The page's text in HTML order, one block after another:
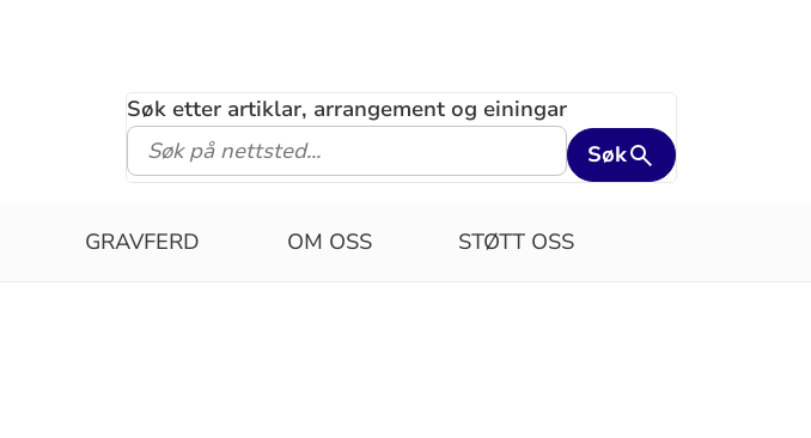
Søk etter artiklar, arrangement og einingar
Søk
GRAVFERD OM OSS STØTT OSS